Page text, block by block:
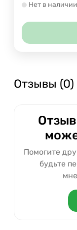
Нет в наличии
Отзывы (0)
Помогите
будьте